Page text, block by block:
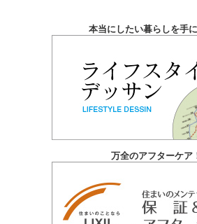
本当にしたい暮らしを手
万全のアフターケア